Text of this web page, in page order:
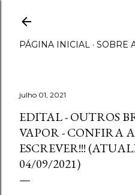
PÁGINA INICIAL SOBRE
julho 01, 2021
EDITAL - OUTROS
VAPOR - CONFIRA
ESCREVER!!!
04/09/2021)